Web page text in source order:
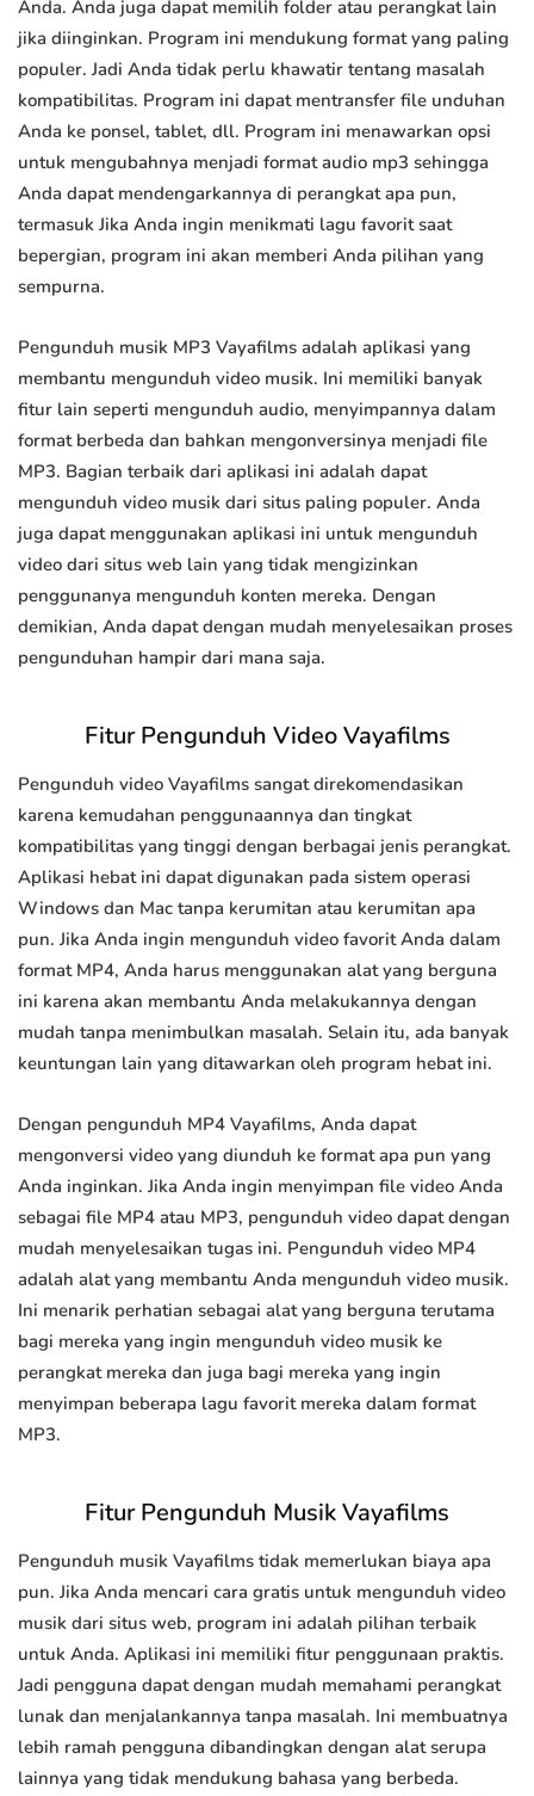
Anda. Anda juga dapat memilih folder atau perangkat lain
jika diinginkan. Program ini mendukung format yang paling
populer. Jadi Anda tidak perlu khawatir tentang masalah
kompatibilitas. Program ini dapat mentransfer file unduhan
Anda ke ponsel, tablet, dll. Program ini menawarkan opsi
untuk mengubahnya menjadi format audio mp3 sehingga
Anda dapat mendengarkannya di perangkat apa pun,
termasuk Jika Anda ingin menikmati lagu favorit saat
bepergian, program ini akan memberi Anda pilihan yang
sempurna.
Pengunduh musik MP3 Vayafilms adalah aplikasi yang
membantu mengunduh video musik. Ini memiliki banyak
fitur lain seperti mengunduh audio, menyimpannya dalam
format berbeda dan bahkan mengonversinya menjadi file
MP3. Bagian terbaik dari aplikasi ini adalah dapat
mengunduh video musik dari situs paling populer. Anda
juga dapat menggunakan aplikasi ini untuk mengunduh
video dari situs web lain yang tidak mengizinkan
penggunanya mengunduh konten mereka. Dengan
demikian, Anda dapat dengan mudah menyelesaikan proses
pengunduhan hampir dari mana saja.
Fitur Pengunduh Video Vayafilms
Pengunduh video Vayafilms sangat direkomendasikan
karena kemudahan penggunaannya dan tingkat
kompatibilitas yang tinggi dengan berbagai jenis perangkat.
Aplikasi hebat ini dapat digunakan pada sistem operasi
Windows dan Mac tanpa kerumitan atau kerumitan apa
pun. Jika Anda ingin mengunduh video favorit Anda dalam
format MP4, Anda harus menggunakan alat yang berguna
ini karena akan membantu Anda melakukannya dengan
mudah tanpa menimbulkan masalah. Selain itu, ada banyak
keuntungan lain yang ditawarkan oleh program hebat ini.
Dengan pengunduh MP4 Vayafilms, Anda dapat
mengonversi video yang diunduh ke format apa pun yang
Anda inginkan. Jika Anda ingin menyimpan file video Anda
sebagai file MP4 atau MP3, pengunduh video dapat dengan
mudah menyelesaikan tugas ini. Pengunduh video MP4
adalah alat yang membantu Anda mengunduh video musik.
Ini menarik perhatian sebagai alat yang berguna terutama
bagi mereka yang ingin mengunduh video musik ke
perangkat mereka dan juga bagi mereka yang ingin
menyimpan beberapa lagu favorit mereka dalam format
MP3.
Fitur Pengunduh Musik Vayafilms
Pengunduh musik Vayafilms tidak memerlukan biaya apa
pun. Jika Anda mencari cara gratis untuk mengunduh video
musik dari situs web, program ini adalah pilihan terbaik
untuk Anda. Aplikasi ini memiliki fitur penggunaan praktis.
Jadi pengguna dapat dengan mudah memahami perangkat
lunak dan menjalankannya tanpa masalah. Ini membuatnya
lebih ramah pengguna dibandingkan dengan alat serupa
lainnya yang tidak mendukung bahasa yang berbeda.